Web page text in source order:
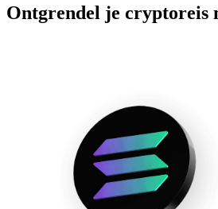
Ontgrendel je cryptoreis